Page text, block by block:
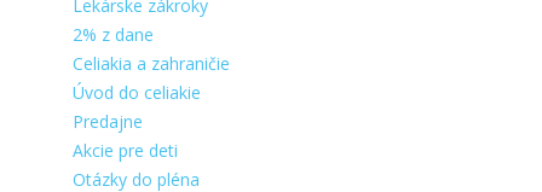
Lekárske zákroky
2% z dane
Celiakia a zahraničie
Úvod do celiakie
Predajne
Akcie pre deti
Otázky do pléna